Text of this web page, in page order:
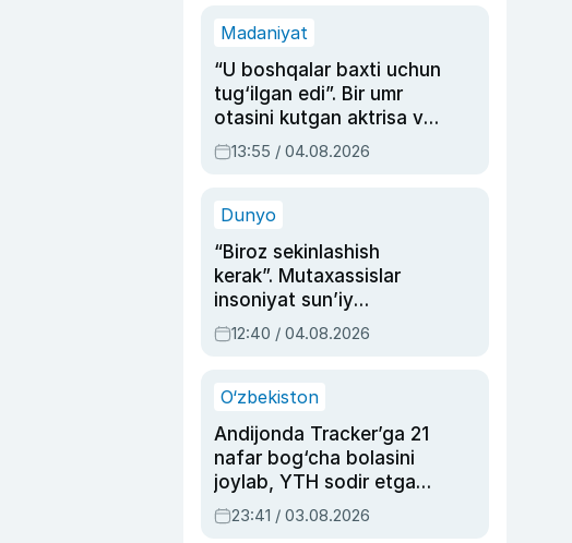
Madaniyat
“U boshqalar baxti uchun
tug‘ilgan edi”. Bir umr
otasini kutgan aktrisa va
dublyaj ustasi Rimma
Ahmedovaning
13:55 / 04.08.2026
Dunyo
“Biroz sekinlashish
kerak”. Mutaxassislar
insoniyat sun’iy
intellektni boshqara
olmay qolishidan xavotir
12:40 / 04.08.2026
O‘zbekiston
Andijonda Tracker’ga 21
nafar bog‘cha bolasini
joylab, YTH sodir etgan
ayolga sud hukmi o‘qildi
23:41 / 03.08.2026